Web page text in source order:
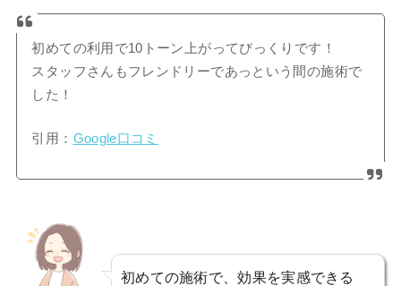
初めての利用で10トーン上がってびっくりです！
スタッフさんもフレンドリーであっという間の施術で
した！
引用： Google口コミ
初めての施術で、効果を実感できる